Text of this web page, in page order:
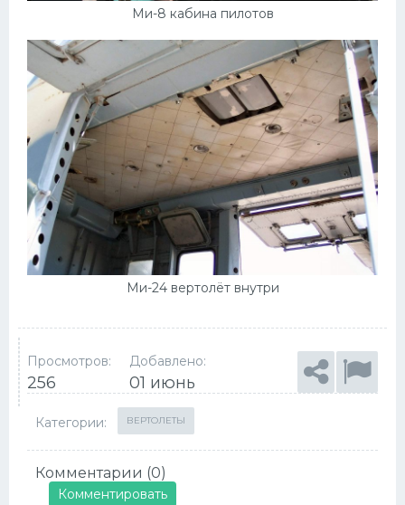
Ми-8 кабина пилотов
Ми-24 вертолёт внутри
Просмотров:
256
Добавлено:
01 июнь
Категории: ВЕРТОЛЕТЫ
Комментарии (0)
Комментировать